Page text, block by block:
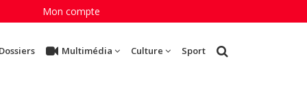
Mon compte
Multimédia Culture Sport